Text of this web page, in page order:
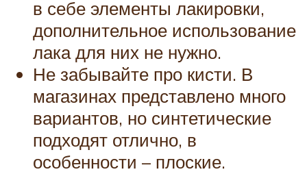
в себе элементы лакировки,
дополнительное использование
лака для них не нужно.
Не забывайте про кисти. В
магазинах представлено много
вариантов, но синтетические
подходят отлично, в
особенности – плоские.